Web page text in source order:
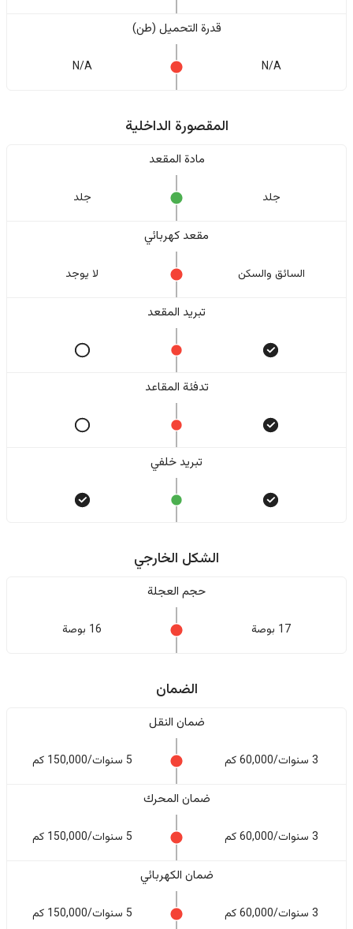
قدرة التحميل (طن)
N/A
N/A
المقصورة الداخلية
مادة المقعد
جلد جلد
مقعد كهربائي
السائق والسکن لا یوجد
تبريد المقعد
تدفئة المقاعد
تبريد خلفي
الشكل الخارجي
حجم العجلة
17 بوصة 16 بوصة
الضمان
ضمان النقل
3 سنوات/60,000 كم 5 سنوات/150,000 كم
ضمان المحرك
3 سنوات/60,000 كم 5 سنوات/150,000 كم
ضمان الكهربائي
3 سنوات/60,000 كم 5 سنوات/150,000 كم